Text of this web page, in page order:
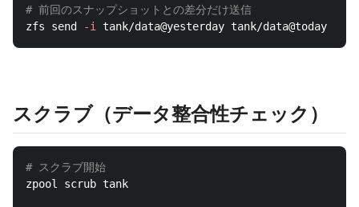
# 前回のスナップショットとの差分だけ送信
zfs send
-i
スクラブ（データ整合性チェック）
# スクラブ開始
zpool scrub tank